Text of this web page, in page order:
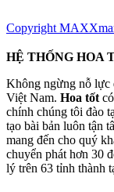
Copyright
HỆ THỐNG HOA
Không ngừng nỗ lực
Việt Nam. Hoa tốt
chính chúng tôi đào
tạo bài bản luôn tận
mang đến cho quý
chuyển phát hơn 30
lý trên 63 tỉnh thành